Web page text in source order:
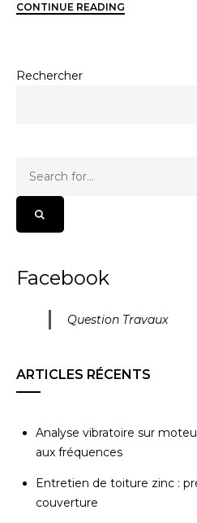
CONTINUE READING
Rechercher
Facebook
Question Travaux
ARTICLES RÉCENTS
Analyse vibratoire sur
aux fréquences
Entretien de toiture zinc :
couverture